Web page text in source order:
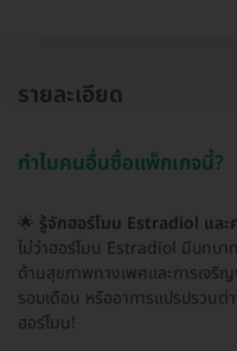
รายละเอียด
ทำไมคนอื่นซื้อแพ็กเกจนี้?
🌟 รู้จักฮอร์โมน Estradiol แล
ไม่ว่าฮอร์โมน Estradiol มีบทบา
ด้านสุขภาพทางเพศและการเจ
รอบเดือน หรืออาการแปรปรวน
ฮอร์โมน!